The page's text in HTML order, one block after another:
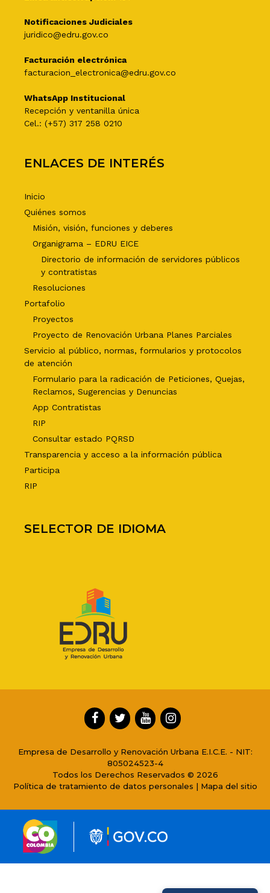
Notificaciones Judiciales
juridico@edru.gov.co
Facturación electrónica
facturacion_electronica@edru.gov.co
WhatsApp Institucional
Recepción y ventanilla única
Cel.: (+57) 317 258 0210
ENLACES DE INTERÉS
Inicio
Quiénes somos
Misión, visión, funciones y deberes
Organigrama – EDRU EICE
Directorio de información de servidores públicos
y contratistas
Resoluciones
Portafolio
Proyectos
Proyecto de Renovación Urbana Planes Parciales
Servicio al público, normas, formularios y protocolos
de atención
Formulario para la radicación de Peticiones, Quejas,
Reclamos, Sugerencias y Denuncias
App Contratistas
RIP
Consultar estado PQRSD
Transparencia y acceso a la información pública
Participa
RIP
SELECTOR DE IDIOMA
Empresa de Desarrollo y Renovación Urbana E.I.C.E. - NIT:
805024523-4
Todos los Derechos Reservados © 2026
Política de tratamiento de datos personales | Mapa del sitio